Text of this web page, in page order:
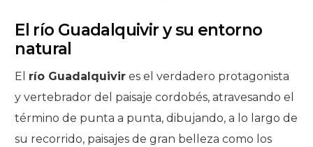
El río Guadalquivir y su entorno
natural
El río Guadalquivir es el verdadero protagonista
y vertebrador del paisaje cordobés, atravesando el
término de punta a punta, dibujando, a lo largo de
su recorrido, paisajes de gran belleza como los